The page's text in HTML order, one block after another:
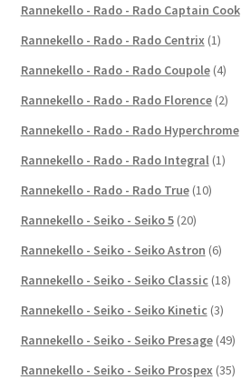
Rannekello - Rado - Rado Captain Cook
Rannekello - Rado - Rado Centrix (1)
Rannekello - Rado - Rado Coupole (4)
Rannekello - Rado - Rado Florence (2)
Rannekello - Rado - Rado Hyperchrome
Rannekello - Rado - Rado Integral (1)
Rannekello - Rado - Rado True (10)
Rannekello - Seiko - Seiko 5 (20)
Rannekello - Seiko - Seiko Astron (6)
Rannekello - Seiko - Seiko Classic (18)
Rannekello - Seiko - Seiko Kinetic (3)
Rannekello - Seiko - Seiko Presage (49)
Rannekello - Seiko - Seiko Prospex (35)